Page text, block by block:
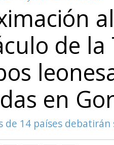
de la
en
de 14 países